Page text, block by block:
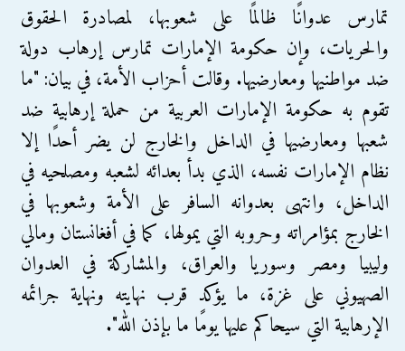
تمارس عدوانًا ظالمًا على شعوبها، لمصادرة الحقوق
والحريات، وإن حكومة الإمارات تمارس إرهاب دولة
ضد مواطنيها ومعارضيها. وقالت أحزاب الأمة، في بيان: "ما
تقوم به حكومة الإمارات العربية من حملة إرهابية ضد
شعبها ومعارضيها في الداخل والخارج لن يضر أحدًا إلا
نظام الإمارات نفسه، الذي بدأ بعدائه لشعبه ومصلحيه في
الداخل، وانتهى بعدوانه السافر على الأمة وشعوبها في
الخارج بمؤامراته وحروبه التي يمولها، كما في أفغانستان ومالي
وليبيا ومصر وسوريا والعراق، والمشاركة في العدوان
الصهيوني على غزة، ما يؤكد قرب نهايته ونهاية جرائمه
الإرهابية التي سيحاكم عليها يومًا ما بإذن الله".